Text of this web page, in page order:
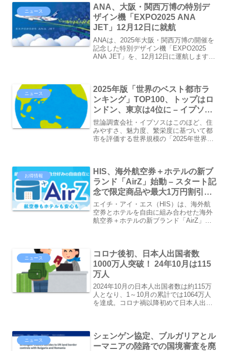
ニュース
ANA、大阪・関西万博の特別デ
ザイン機「EXPO2025 ANA
JET」12月12日に就航
ANAは、2025年大阪・関西万博の開催を
記念した特別デザイン機「EXPO2025
ANA JET」を、12月12日に運航します。
ニュース
2025年版「世界のベスト都市ラ
ンキング」TOP100、トップはロ
ンドン、東京は4位に – イプソス
調べ
世論調査会社・イプソスはこのほど、住
みやすさ、魅力度、繁栄度に基づいて都
市を評価する世界規模の「2025年世界の
お得情報
HIS、海外航空券＋ホテルの新ブ
ランド「AirZ」始動 – スタート記
念で限定商品や最大1万円割引ク
ーポン
エイチ・アイ・エス（HIS）は、海外航
空券とホテルを自由に組み合わせた海外
航空券＋ホテルの新ブランド「AirZ」
HIS、海外航空券＋ホ...
ニュース
コロナ後初、日本人出国者数
1000万人突破！ 24年10月は115
万人
2024年10月の日本人出国者数は約115万
人となり、1～10月の累計では1064万人
を達成。コロナ禍以降初めて日本人出国
ニュース
シェンゲン協定、ブルガリアとル
ーマニアの陸路での国境審査を廃